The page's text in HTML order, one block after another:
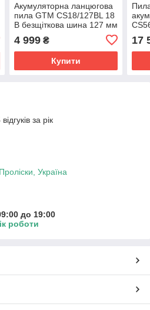
Акумуляторна ланцюгова
пила GTM CS18/127BL 18
В безщіткова шина 127 мм
4 999₴
Купити
17
за рік
Україна
до 19:00
роботи